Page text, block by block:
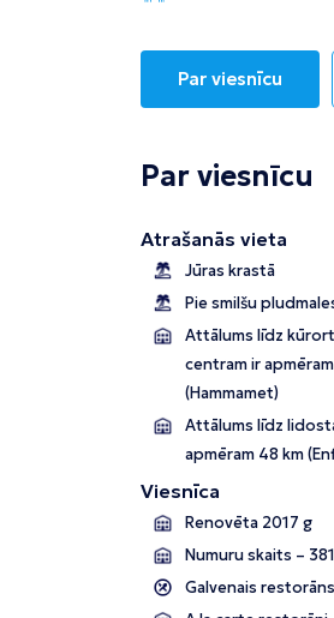
Par viesnīcu
Par viesnīcu
Atrašanās vieta
Jūras krastā
Pie smilšu
Attālums līdz
centram ir
(Hammamet)
Attālums līdz
apmēram 48 km
Viesnīca
Renovēta 2017 g
Numuru skaits – 381
Galvenais restorāns